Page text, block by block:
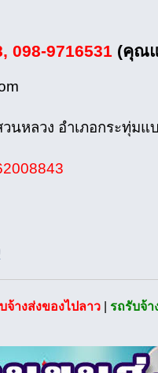
098-9716531 (คุณ
นหลวง อำเภอกระทุ่มแ
จ้างส่งของไปลาว| รถรับจ้า